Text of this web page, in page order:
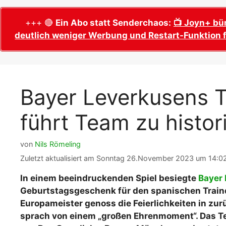
Wer wird Fußball-Weltmeister 2026?
Alle WM 2026 Trainer
Alle Fußball Weltmeister
Adidas Trionda: offizielle WM 2026
Spielball
Alle Nationalspieler der FIFA Fußball WM
2026
WM 2026 Qualifikation in Europa: Tabelle
& Spielplan
WM 2026
Termine,
WM 2026
WM 2026
WM 2026
Spielort
Weltmeister,
Fußball WM
Ausfüllen &
Fußball
PDF zum
+++ 🔴 Ein Abo statt Senderchaos: 📺 Joyn+
deutlich weniger Werbung und Restart-
Bayer Leverkusens
führt Team zu
von Nils Römeling
Zuletzt aktualisiert am Sonntag 26.November 2023 um
In einem beeindruckenden Spiel besiegte Bayer
Geburtstagsgeschenk für den spanischen
Europameister genoss die Feierlichkeiten in
sprach von einem „großen Ehrenmoment“. Das